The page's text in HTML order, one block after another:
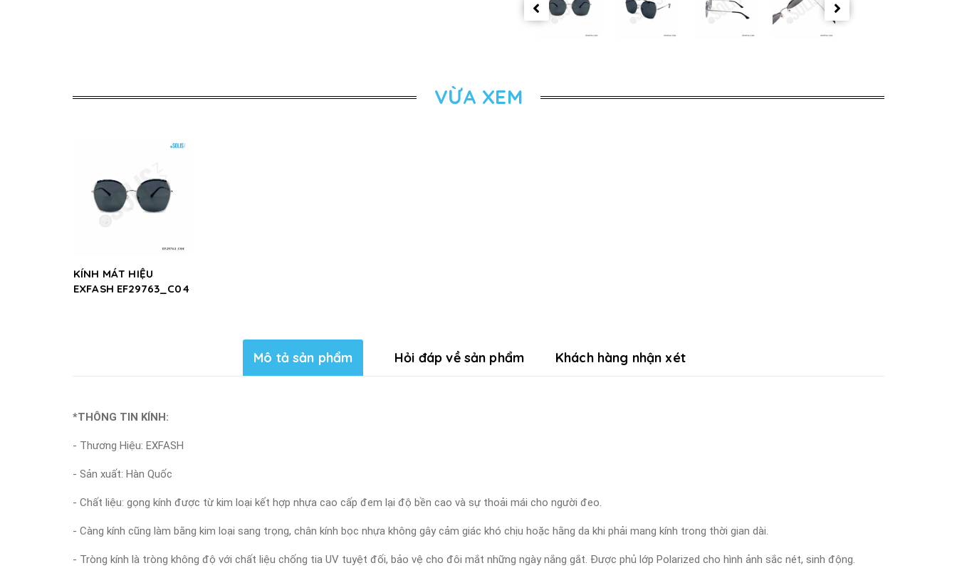
VỪA XEM
KÍNH MÁT HIỆU
EXFASH EF29763_C04
Mô tả sản phẩm Hỏi đáp về sản phẩm Khách hàng nhận xét
*THÔNG TIN KÍNH:
- Thương Hiệu: EXFASH
- Sản xuất: Hàn Quốc
- Chất liệu: gọng kính được từ kim loại kết hợp nhựa cao cấp đem lại độ bền cao và sự thoải mái cho người đeo.
- Càng kính cũng làm bằng kim loại sang trọng, chân kính bọc nhựa không gây cảm giác khó chịu hoặc hằng da khi phải mang kính trong thời gian dài.
- Tròng kính là tròng không độ với chất liệu chống tia UV tuyệt đối, bảo vệ cho đôi mắt những ngày nắng gắt. Được phủ lớp Polarized cho hình ảnh sắc nét, sinh động.